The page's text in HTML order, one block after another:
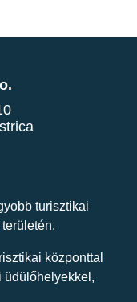
turisztikai
központtal
üdülőhelyekkel,